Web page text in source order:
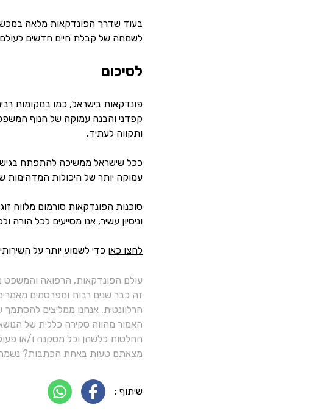
בעוד שדרך הפונדקאות מלאה
לשמחה של קבלת חיים חדשים
לסיכום
פונדקאות בישראל, כמו במקומות
קפדני והבנה עמוקה של הנוף
ותקווה לעתיד.
ככל שישראל ממשיכה להתפתח
עמוקה יותר של היכולות
סוכנות הפונדקאות סורמום מלווה
וניסיון עשיר, אנו מסייעים לכל
לחצו כאן כדי לשמוע יותר על
עולם הפונדקאות, הרפואה
זה כבר שנים רבות ומפרסמים
הרלוונטית. אנחנו ממליצים
האמור מהווה סקירה כללית של
החלטות כלשהן וכל מסקנה ו/או
מצאתם טעות באחת הכתבות?
שיתוף :